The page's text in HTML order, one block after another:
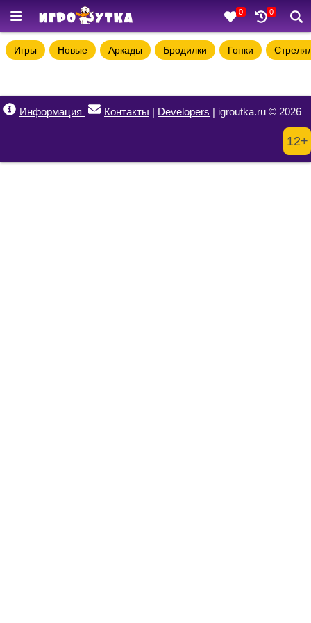
0 0
Игры Новые Аркады Бродилки Гонки
Информация Контакты | Developers | igroutka.ru © 2026
12+